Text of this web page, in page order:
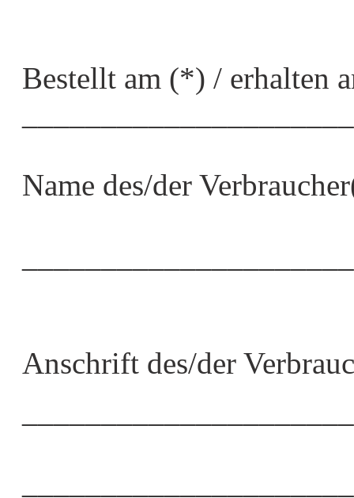
Bestellt am (*) / erhalten
Name des/der
Anschrift des/der